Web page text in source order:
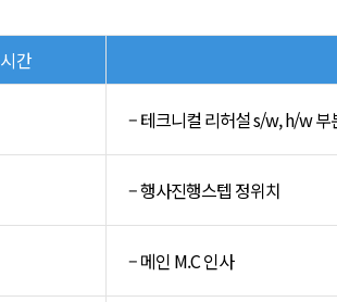
시간
– 테크니컬 리허설 s/w, h/w 부
– 행사진행스텝 정위치
– 메인 M.C 인사